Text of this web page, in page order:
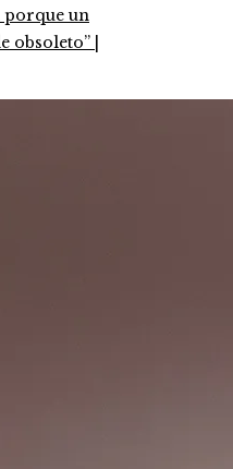
porque un
|